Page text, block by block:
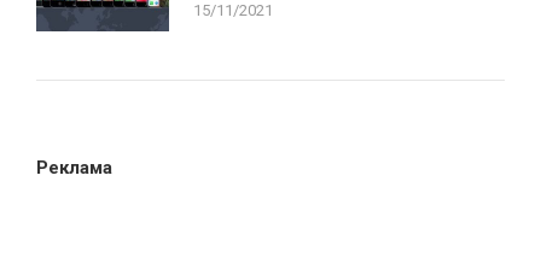
15/11/2021
Реклама